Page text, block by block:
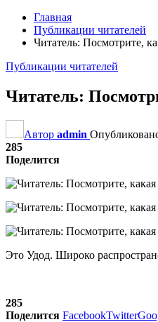
Главная
Публикации читателей
Читатель: Посмотрите,
Публикации читателей
Читатель:
Автор admin
285
Поделится
Это Удод. Широко
285
Поделится FacebookTwitter